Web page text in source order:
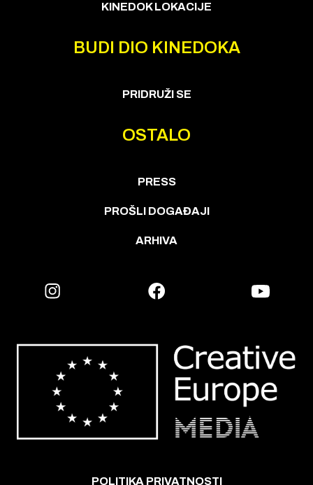
KINEDOK LOKACIJE
BUDI DIO KINEDOKA
PRIDRUŽI SE
OSTALO
PRESS
PROŠLI DOGAĐAJI
ARHIVA
POLITIKA PRIVATNOSTI